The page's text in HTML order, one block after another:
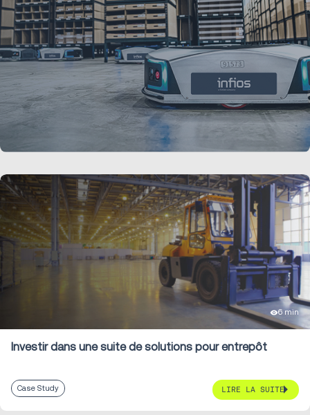
performances globales de l’entrepôt.
6 min
Investir dans une suite de solutions pour entrepôt
Case Study LIRE LA SUITE